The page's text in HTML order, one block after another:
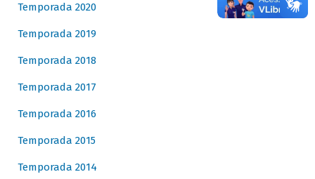
Temporada 2020
Temporada 2019
Temporada 2018
Temporada 2017
Temporada 2016
Temporada 2015
Temporada 2014